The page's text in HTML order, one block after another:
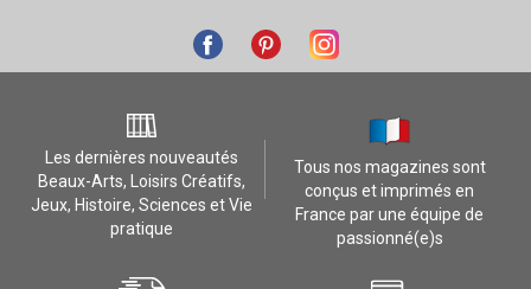
Les dernières nouveautés
Beaux-Arts, Loisirs Créatifs,
Jeux, Histoire, Sciences et Vie
pratique
Tous nos magazines sont
conçus et imprimés en
France par une équipe de
passionné(e)s